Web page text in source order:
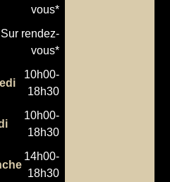
vous*
Sur rendez-
vous*
10h00-
18h30
10h00-
18h30
14h00-
18h30